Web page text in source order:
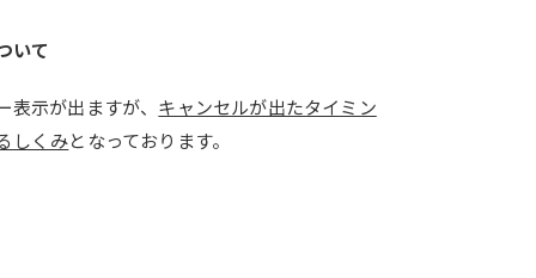
いて
示が出ますが、 キャンセルが出たタイミン
しくみとなっております。